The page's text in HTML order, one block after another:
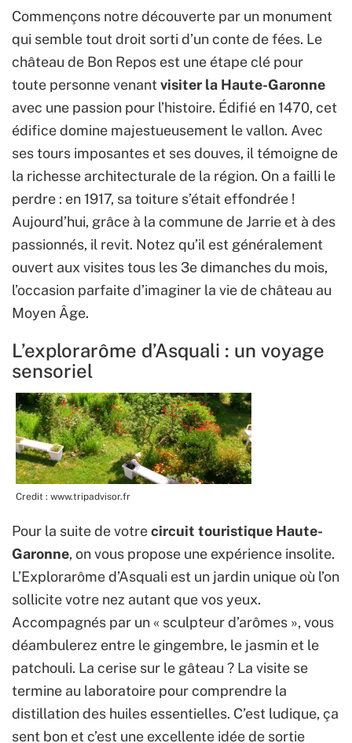
Commençons notre découverte par un monument
qui semble tout droit sorti d’un conte de fées. Le
château de Bon Repos est une étape clé pour
toute personne venant visiter la Haute-Garonne
avec une passion pour l’histoire. Édifié en 1470, cet
édifice domine majestueusement le vallon. Avec
ses tours imposantes et ses douves, il témoigne de
la richesse architecturale de la région. On a failli le
perdre : en 1917, sa toiture s’était effondrée !
Aujourd’hui, grâce à la commune de Jarrie et à des
passionnés, il revit. Notez qu’il est généralement
ouvert aux visites tous les 3e dimanches du mois,
l’occasion parfaite d’imaginer la vie de château au
Moyen Âge.
L’explorarôme d’Asquali : un voyage
sensoriel
Credit : www.tripadvisor.fr
Pour la suite de votrecircuit touristique Haute-
Garonne, on vous propose une expérience insolite.
L’Explorarôme d’Asquali est un jardin unique où l’on
sollicite votre nez autant que vos yeux.
Accompagnés par un « sculpteur d’arômes », vous
déambulerez entre le gingembre, le jasmin et le
patchouli. La cerise sur le gâteau ? La visite se
termine au laboratoire pour comprendre la
distillation des huiles essentielles. C’est ludique, ça
sent bon et c’est une excellente idée de sortie